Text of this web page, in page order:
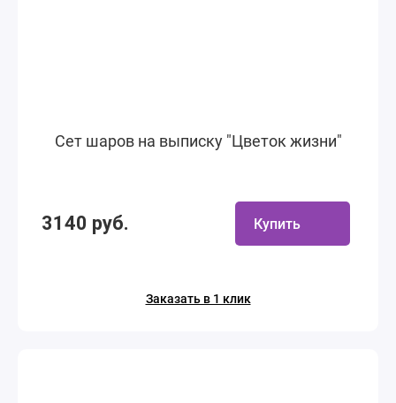
Сет шаров на выписку "Цветок жизни"
3140 руб. Купить
Заказать в 1 клик